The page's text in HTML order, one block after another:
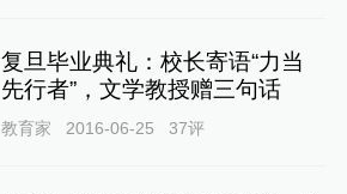
复旦毕业典礼：校长寄语“力当
先行者”，文学教授赠三句话
教育家 2016-06-25 37评